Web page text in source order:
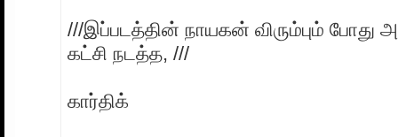
///இப்படத்தின் நாயகன் விரும்பும் போது
கட்சி நடத்த, ///
கார்திக்